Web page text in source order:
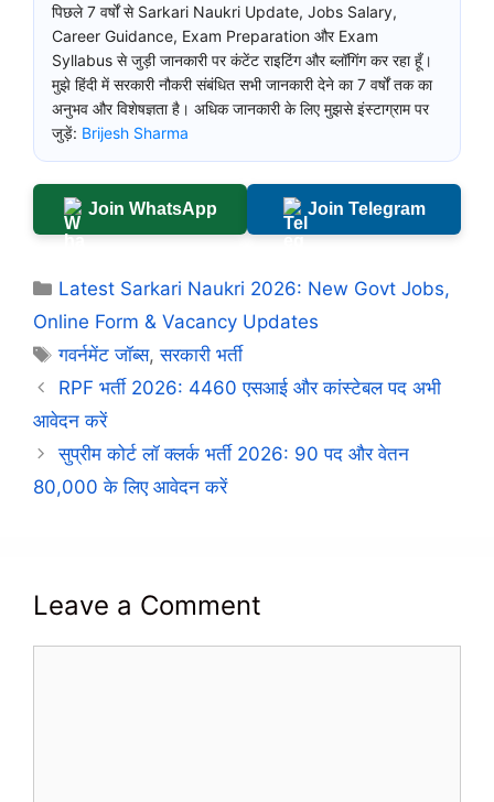
पिछले 7 वर्षों से Sarkari Naukri Update, Jobs Salary,
Career Guidance, Exam Preparation और Exam
Syllabus से जुड़ी जानकारी पर कंटेंट राइटिंग और ब्लॉगिंग कर रहा हूँ।
मुझे हिंदी में सरकारी नौकरी संबंधित सभी जानकारी देने का 7 वर्षों तक का
अनुभव और विशेषज्ञता है। अधिक जानकारी के लिए मुझसे इंस्टाग्राम पर
जुड़ें: Brijesh Sharma
Join WhatsApp Join Telegram
Categories
Latest Sarkari Naukri 2026: New Govt Jobs,
Online Form & Vacancy Updates
Tags
गवर्नमेंट जॉब्स,सरकारी भर्ती
RPF भर्ती 2026: 4460 एसआई और कांस्टेबल पद अभी
आवेदन करें
सुप्रीम कोर्ट लॉ क्लर्क भर्ती 2026: 90 पद और वेतन
80,000 के लिए आवेदन करें
Leave a Comment